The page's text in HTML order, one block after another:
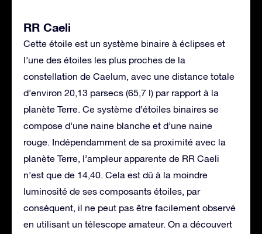
RR Caeli
Cette étoile est un système binaire à éclipses et
l’une des étoiles les plus proches de la
constellation de Caelum, avec une distance totale
d’environ 20,13 parsecs (65,7 l) par rapport à la
planète Terre. Ce système d’étoiles binaires se
compose d’une naine blanche et d’une naine
rouge. Indépendamment de sa proximité avec la
planète Terre, l’ampleur apparente de RR Caeli
n’est que de 14,40. Cela est dû à la moindre
luminosité de ses composants étoiles, par
conséquent, il ne peut pas être facilement observé
en utilisant un télescope amateur. On a découvert